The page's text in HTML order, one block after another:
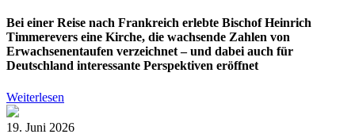
Bei einer Reise nach Frankreich erlebte Bischof Heinrich
Timmerevers eine Kirche, die wachsende Zahlen von
Erwachsenentaufen verzeichnet – und dabei auch für
Deutschland interessante Perspektiven eröffnet
Weiterlesen
19. Juni 2026